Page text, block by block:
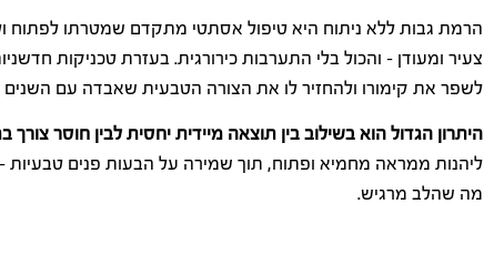
הרמת גבות ללא ניתוח היא טיפול אסתטי מתקדם שמטרתו לפתוח
צעיר ומעודן – והכול בלי התערבות כירורגית. בעזרת טכניקות
לשפר את קימורו ולהחזיר לו את הצורה הטבעית שאבדה עם השנים
היתרון הגדול הוא בשילוב בין תוצאה מיידית יחסית לבין חוסר
ליהנות ממראה מחמיא ופתוח, תוך שמירה על הבעות פנים טבעיות
מה שהלב מרגיש.